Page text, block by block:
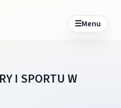
☰Menu
I SPORTU W